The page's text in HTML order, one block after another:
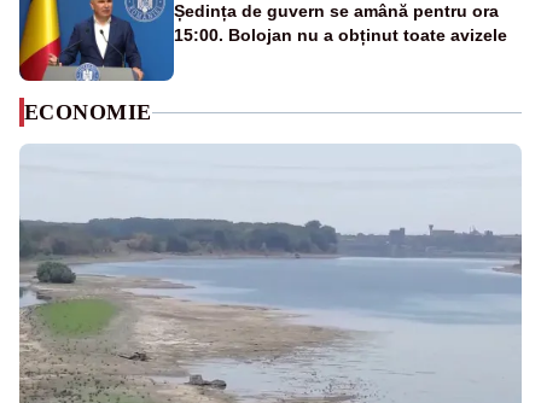
Ședința de guvern se amână pentru ora
15:00. Bolojan nu a obținut toate avizele
ECONOMIE